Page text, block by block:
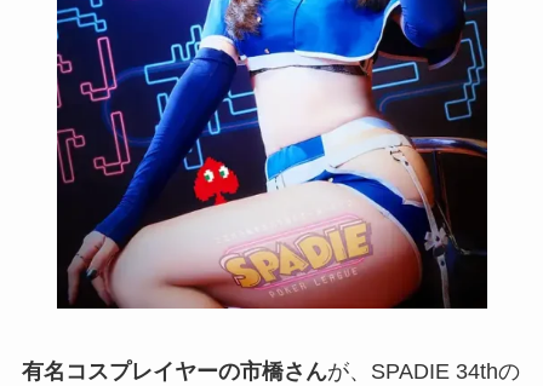
有名コスプレイヤーの市橋さんが、SPADIE 34thの